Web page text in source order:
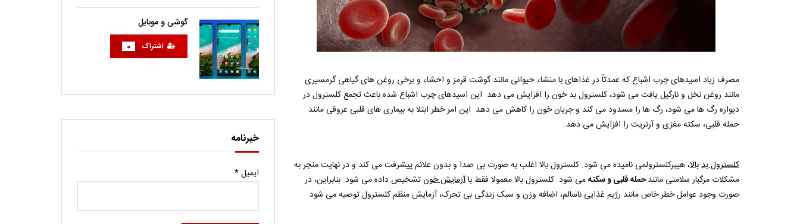
مصرف زیاد اسیدهای چرب اشباع که عمدتاً در غذاهای با منشاء حیوانی مانند گوشت قرمز و احشاء و برخی روغن های گیاهی گرمسیری
مانند روغن نخل و نارگیل یافت می شود، کلسترول بد خون را افزایش می دهد. این اسیدهای چرب اشباع شده باعث تجمع کلسترول در
دیواره رگ ها می شود، رگ ها را مسدود می کند و جریان خون را کاهش می دهد. این امر خطر ابتلا به بیماری های قلبی عروقی مانند
حمله قلبی، سکته مغزی و آرتریت را افزایش می دهد.
کلسترول بدبالا، هیپرکلسترولمی نامیده می شود. کلسترول بالا اغلب به صورت بی صدا و بدون علائم پیشرفت می کند و در نهایت منجر به
مشکلات مرگبار سلامتی مانندحمله قلبی و سکتهمی شود. کلسترول بالا معمولا فقط باآزمایش خونتشخیص داده می شود. بنابراین، در
صورت وجود عوامل خطر خاص مانند رژیم غذایی ناسالم، اضافه وزن و سبک زندگی بی تحرک، آزمایش منظم کلسترول توصیه می شود.
گوشی و موبایل
اشتراک 0
خبرنامه
ایمیل*